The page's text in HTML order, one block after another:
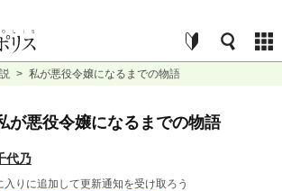
> 私が悪役令嬢になるまでの物語
が悪役令嬢になるまでの物語
代乃
入りに追加して更新通知を受け取ろう